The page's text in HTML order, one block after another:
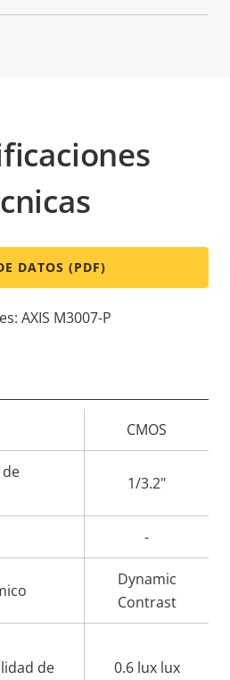
DATOS (PDF)
AXIS M3007-P
la
CMOS
1/3.2"
-
Dynamic
Contrast
de
0.6 lux lux